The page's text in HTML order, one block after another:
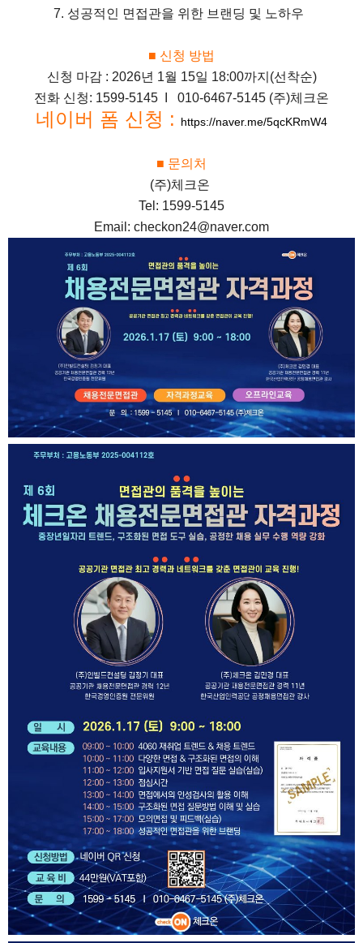
7. 성공적인 면접관을 위한 브랜딩 및 노하우
■ 신청 방법
신청 마감 : 2026년 1월 15일 18:00까지(선착순)
전화 신청: 1599-5145 I 010-6467-5145 (주)체크온
네이버 폼 신청 : https://naver.me/5qcKRmW4
■ 문의처
(주)체크온
Tel: 1599-5145
Email: checkon24@naver.com